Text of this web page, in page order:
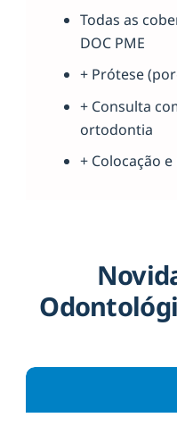
Todas as
DOC PME
+ Prótese
+ Consulta
ortodontia
+ Colocação